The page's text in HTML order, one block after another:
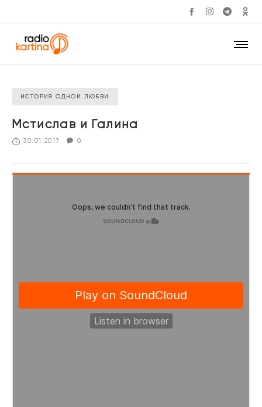
ИСТОРИЯ ОДНОЙ ЛЮБВИ
Мстислав и Галина
30.01.2017 0